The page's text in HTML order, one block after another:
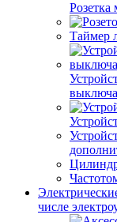
Розетка
Таймер
числе